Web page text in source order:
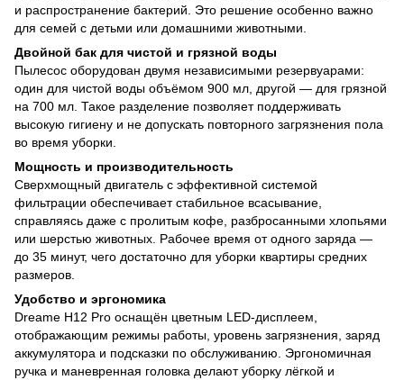
и распространение бактерий. Это решение особенно важно
для семей с детьми или домашними животными.
Двойной бак для чистой и грязной воды
Пылесос оборудован двумя независимыми резервуарами:
один для чистой воды объёмом 900 мл, другой — для грязной
на 700 мл. Такое разделение позволяет поддерживать
высокую гигиену и не допускать повторного загрязнения пола
во время уборки.
Мощность и производительность
Сверхмощный двигатель с эффективной системой
фильтрации обеспечивает стабильное всасывание,
справляясь даже с пролитым кофе, разбросанными хлопьями
или шерстью животных. Рабочее время от одного заряда —
до 35 минут, чего достаточно для уборки квартиры средних
размеров.
Удобство и эргономика
Dreame H12 Pro оснащён цветным LED-дисплеем,
отображающим режимы работы, уровень загрязнения, заряд
аккумулятора и подсказки по обслуживанию. Эргономичная
ручка и маневренная головка делают уборку лёгкой и